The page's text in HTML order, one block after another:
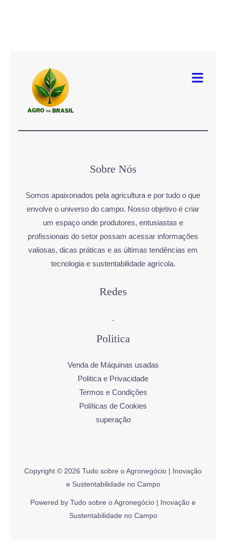
Menu
Sobre Nós
Somos apaixonados pela agricultura e por tudo o que
envolve o universo do campo. Nosso objetivo é criar
um espaço onde produtores, entusiastas e
profissionais do setor possam acessar informações
valiosas, dicas práticas e as últimas tendências em
tecnologia e sustentabilidade agrícola.
Redes
.
Politica
Venda de Máquinas usadas
Politica e Privacidade
Termos e Condições
Políticas de Cookies
superação
Copyright © 2026 Tudo sobre o Agronegócio | Inovação
e Sustentabilidade no Campo
Powered by Tudo sobre o Agronegócio | Inovação e
Sustentabilidade no Campo